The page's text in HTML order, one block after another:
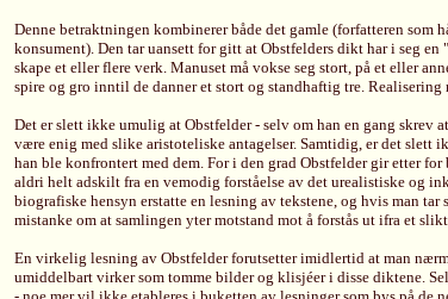
Denne betraktningen kombinerer både det gamle (forfatteren som
konsument). Den tar uansett for gitt at Obstfelders dikt har i seg
skape et eller flere verk. Manuset må vokse seg stort, på et eller
spire og gro inntil de danner et stort og standhaftig tre.
Det er slett ikke umulig at Obstfelder - selv om han en gang
være enig med slike aristoteliske antagelser. Samtidig, er det
han ble konfrontert med dem. For i den grad Obstfelder gir etter
aldri helt adskilt fra en vemodig forståelse av det urealistiske og
biografiske hensyn erstatte en lesning av tekstene, og hvis man
mistanke om at samlingen yter motstand mot å forstås ut ifra et
En virkelig lesning av Obstfelder forutsetter imidlertid at man
umiddelbart virker som tomme bilder og klisjéer i disse diktene.